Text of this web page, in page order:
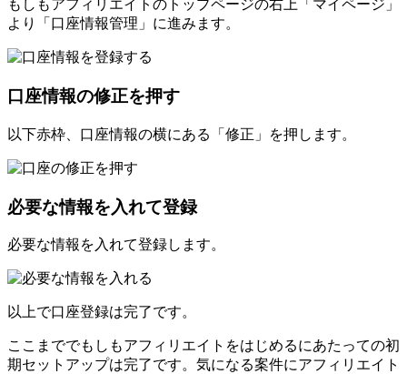
もしもアフィリエイトのトップページの右上「マイページ」
より「口座情報管理」に進みます。
口座情報の修正を押す
以下赤枠、口座情報の横にある「修正」を押します。
必要な情報を入れて登録
必要な情報を入れて登録します。
以上で口座登録は完了です。
ここまででもしもアフィリエイトをはじめるにあたっての初
期セットアップは完了です。気になる案件にアフィリエイト